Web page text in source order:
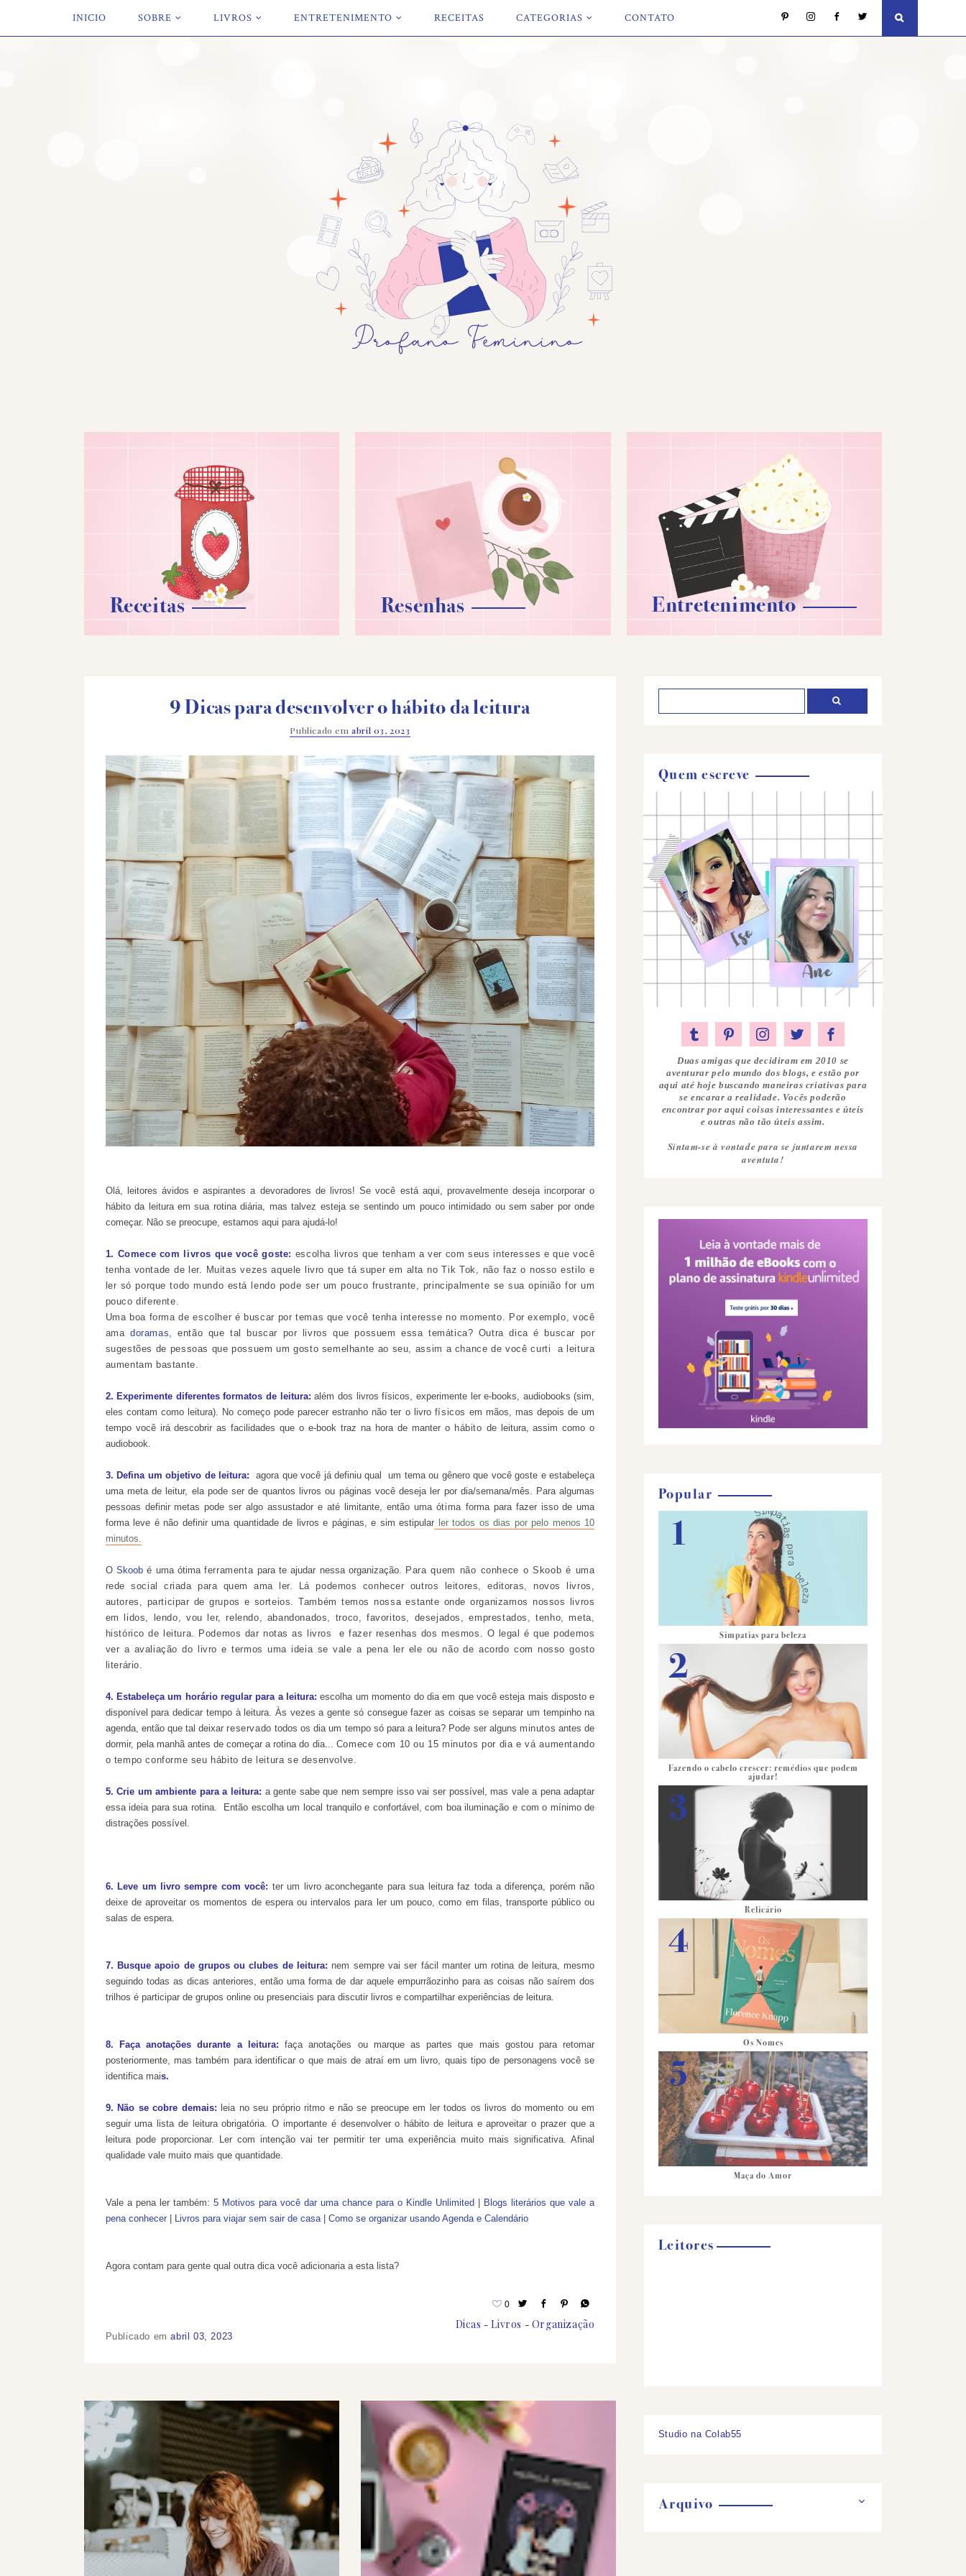
INICIO SOBRE LIVROS ENTRETENIMENTO RECEITAS CATEGORIAS CONTATO
Receitas Resenhas Entretenimento
9 Dicas para desenvolver o hábito da leitura
Publicado emabril 03, 2023
Olá, leitores ávidos e aspirantes a devoradores de livros! Se você está aqui, provavelmente deseja incorporar o
hábito da leitura em sua rotina diária, mas talvez esteja se sentindo um pouco intimidado ou sem saber por onde
começar. Não se preocupe, estamos aqui para ajudá-lo!
1. Comece com livros que você goste: escolha livros que tenham a ver com seus interesses e que você
tenha vontade de ler. Muitas vezes aquele livro que tá super em alta no Tik Tok, não faz o nosso estilo e
ler só porque todo mundo está lendo pode ser um pouco frustrante, principalmente se sua opinião for um
pouco diferente.
Uma boa forma de escolher é buscar por temas que você tenha interesse no momento. Por exemplo, você
ama doramas, então que tal buscar por livros que possuem essa temática? Outra dica é buscar por
sugestões de pessoas que possuem um gosto semelhante ao seu, assim a chance de você curti a leitura
aumentam bastante.
2. Experimente diferentes formatos de leitura: além dos livros físicos, experimente ler e-books, audiobooks (sim,
eles contam como leitura). No começo pode parecer estranho não ter o livro físicos em mãos, mas depois de um
tempo você irá descobrir as facilidades que o e-book traz na hora de manter o hábito de leitura, assim como o
audiobook.
3. Defina um objetivo de leitura:
agora que você já definiu qual um tema ou gênero que você goste e estabeleça
uma meta de leitur, ela pode ser de quantos livros ou páginas você deseja ler por dia/semana/mês. Para algumas
pessoas definir metas pode ser algo assustador e até limitante, então uma ótimaforma para fazer isso de uma
forma leve é não definir uma quantidade de livros e páginas, e sim estipular ler todos os dias por pelo menos 10
minutos.
OSkoobé uma ótimaferramentapara te ajudar nessa organização. Para quem não conhece o Skoob é uma
rede social criada para quem ama ler. Lá podemos conhecer outros leitores, editoras, novos livros,
autores, participar de grupos e sorteios. Também temos nossa estante onde organizamos nossos livros
em lidos, lendo, vou ler, relendo, abandonados, troco, favoritos, desejados, emprestados, tenho, meta,
histórico de leitura. Podemos dar notas as livros e fazer resenhas dos mesmos. O legal é que podemos
ver a avaliação do livro e termos uma ideia se vale a pena ler ele ou não de acordo com nosso gosto
literário.
4. Estabeleça um horário regular para a leitura: escolha um momento do dia em que você esteja mais disposto e
disponível para dedicar tempo à leitura. Às vezes a gente só consegue fazer as coisas se separar um tempinho na
agenda, então que tal deixarreservado todos os dia um tempo só para a leitura? Pode ser alguns minutos antes de
dormir, pela manhã antes de começar a rotina do dia... Comece com 10 ou 15 minutos por dia e vá aumentando
o tempo conforme seu hábito de leitura se desenvolve.
5. Crie um ambiente para a leitura: agente sabe que nem sempre isso vai ser possível, mas vale a pena adaptar
essa ideia para sua rotina. Então escolha um local tranquilo e confortável, com boa iluminação e com o mínimode
distrações possível .
6. Leve um livro sempre com você: ter um livro aconchegante para sua leitura faz toda a diferença, porém não
deixe de aproveitar os momentos de espera ou intervalos para ler um pouco, como em filas, transporte público ou
salas de espera.
7. Busque apoio de grupos ou clubes de leitura: nem sempre vai ser fácil manter um rotina de leitura, mesmo
seguindo todas as dicas anteriores, então uma forma de dar aquele empurrãozinhopara as coisas nãosaírem dos
trilhos é participar de grupos online ou presenciais para discutir livros e compartilhar experiências de leitura.
8. Faça anotações durante a leitura:faça anotações ou marque as partes que mais gostou para retomar
posteriormente, mas também para identificaro que mais de atraí em um livro, quais tipo de personagens você se
identificamais.
9. Não se cobre demais: leia no seu próprio ritmo e não se preocupe em ler todos os livros do momento ou em
seguir uma lista de leitura obrigatória. O importante é desenvolver o hábito de leitura e aproveitar o prazer que a
leitura pode proporcionar. Ler com intenção vai ter permitir ter uma experiência muito mais significativa. Afinal
qualidade vale muito mais que quantidade.
Vale a pena ler também: 5 Motivos para você dar uma chance para o Kindle Unlimited
Blogs literários que vale a
pena conhecer| Livros para viajar sem sair de casa| Como se organizar usando Agenda e Calendário
Agora contam para gente qual outra dica você adicionaria a esta lista?
0
Dicas Livros Organização
Publicado emabril 03, 2023
Quem escreve
Duas amigas que decidiram em 2010 se
aventurar pelo mundo dos blogs, e estão por
aqui até hoje buscando maneiras criativas para
se encarar a realidade. Vocês poderão
encontrar por aqui coisas interessantes e úteis
e outras não tão úteis assim.
Sintam-se à vontade para se juntarem nessa
aventuta!
Popular
Simpatias para beleza
Fazendo o cabelo crescer: remédios que podem
ajudar!
Relicário
Os Nomes
Maça do Amor
Leitores
Studio na Colab55
Arquivo